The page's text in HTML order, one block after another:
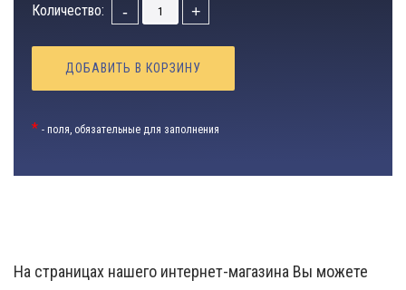
Количество: - +
ДОБАВИТЬ В КОРЗИНУ
* - поля, обязательные для заполнения
На страницах нашего интернет-магазина Вы можете